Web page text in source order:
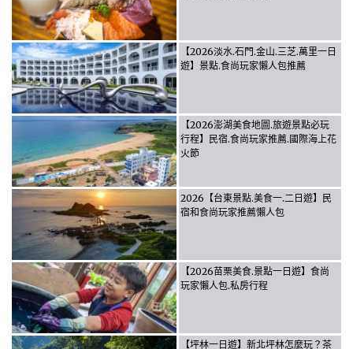
【2026淡水.石門.金山.三芝.萬里一日
遊】景點.食尚玩家懶人包推薦
【2026澎湖美食地圖.旅遊景點必玩
行程】民宿.食尚玩家推薦.國際海上花
火節
2026【台東景點.美食一.二日遊】民
宿和食尚玩家推薦懶人包
【2026苗栗美食.景點一日遊】食尚
玩家懶人包.私房行程
【坪林一日遊】新北坪林怎麼玩？茶